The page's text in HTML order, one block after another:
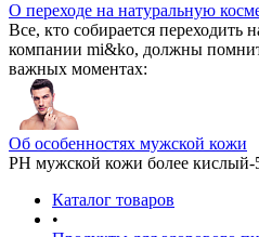
О переходе на натуральную
Все, кто собирается переходить
компании mi&ko, должны
важных моментах:
Об особенностях мужской кожи
РН мужской кожи более кислый-
Каталог товаров
•